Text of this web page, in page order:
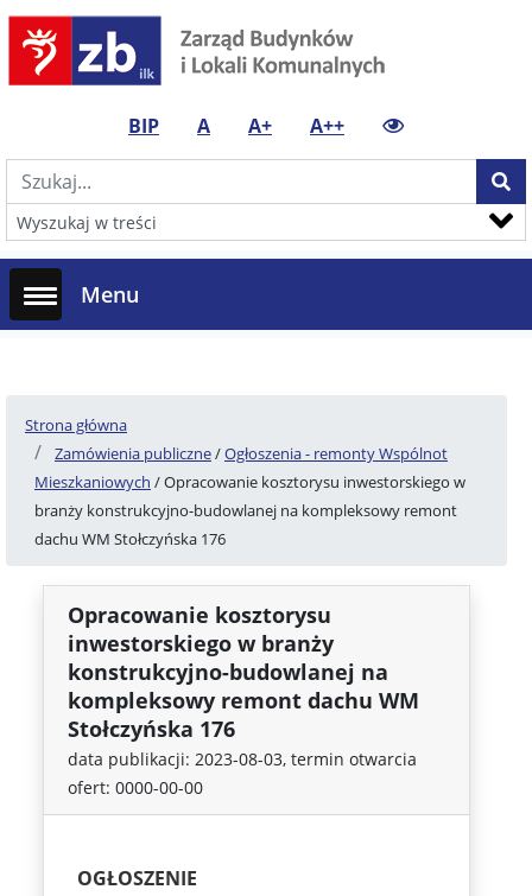
BIP(current)
A(current)
A+(current)
A++(current)(current)
Menu
Strona główna
Zamówienia publiczne/Ogłoszenia - remonty Wspólnot
Mieszkaniowych / Opracowanie kosztorysu inwestorskiego w
branży konstrukcyjno-budowlanej na kompleksowy remont
dachu WM Stołczyńska 176
Opracowanie kosztorysu
inwestorskiego w branży
konstrukcyjno-budowlanej na
kompleksowy remont dachu WM
Stołczyńska 176
data publikacji: 2023-08-03, termin otwarcia
ofert: 0000-00-00
OGŁOSZENIE